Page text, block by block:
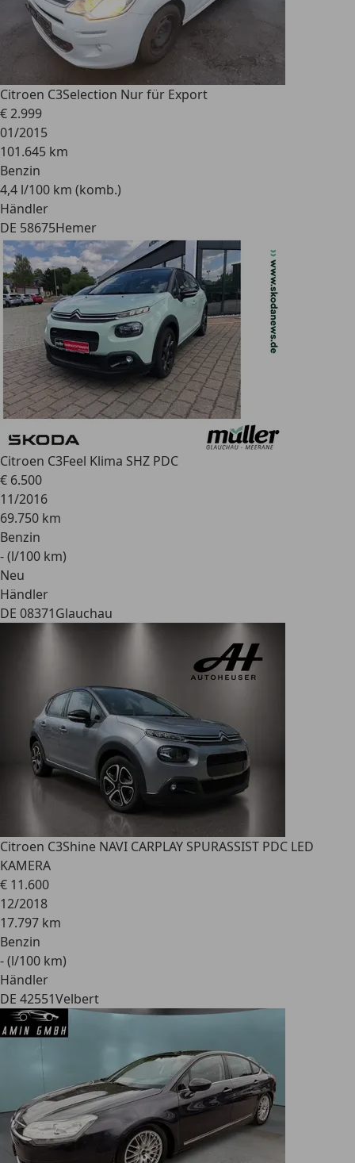
Citroen C3Selection Nur für Export
€ 2.999
01/2015
101.645 km
Benzin
4,4 l/100 km (komb.)
Händler
DE 58675Hemer
Citroen C3Feel Klima SHZ PDC
€ 6.500
11/2016
69.750 km
Benzin
- (l/100 km)
Neu
Händler
DE 08371Glauchau
Citroen C3Shine NAVI CARPLAY SPURASSIST PDC LED
KAMERA
€ 11.600
12/2018
17.797 km
Benzin
- (l/100 km)
Händler
DE 42551Velbert